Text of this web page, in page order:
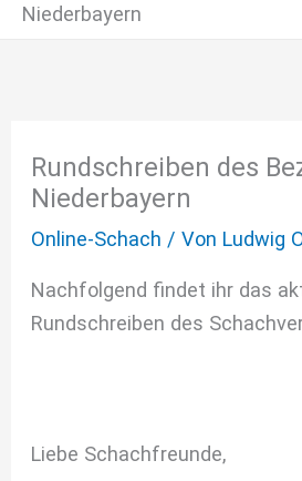
Niederbayern
Rundschreiben des
Niederbayern
Online-Schach / Von Ludwig
Nachfolgend findet ihr das
Rundschreiben des
Liebe Schachfreunde,